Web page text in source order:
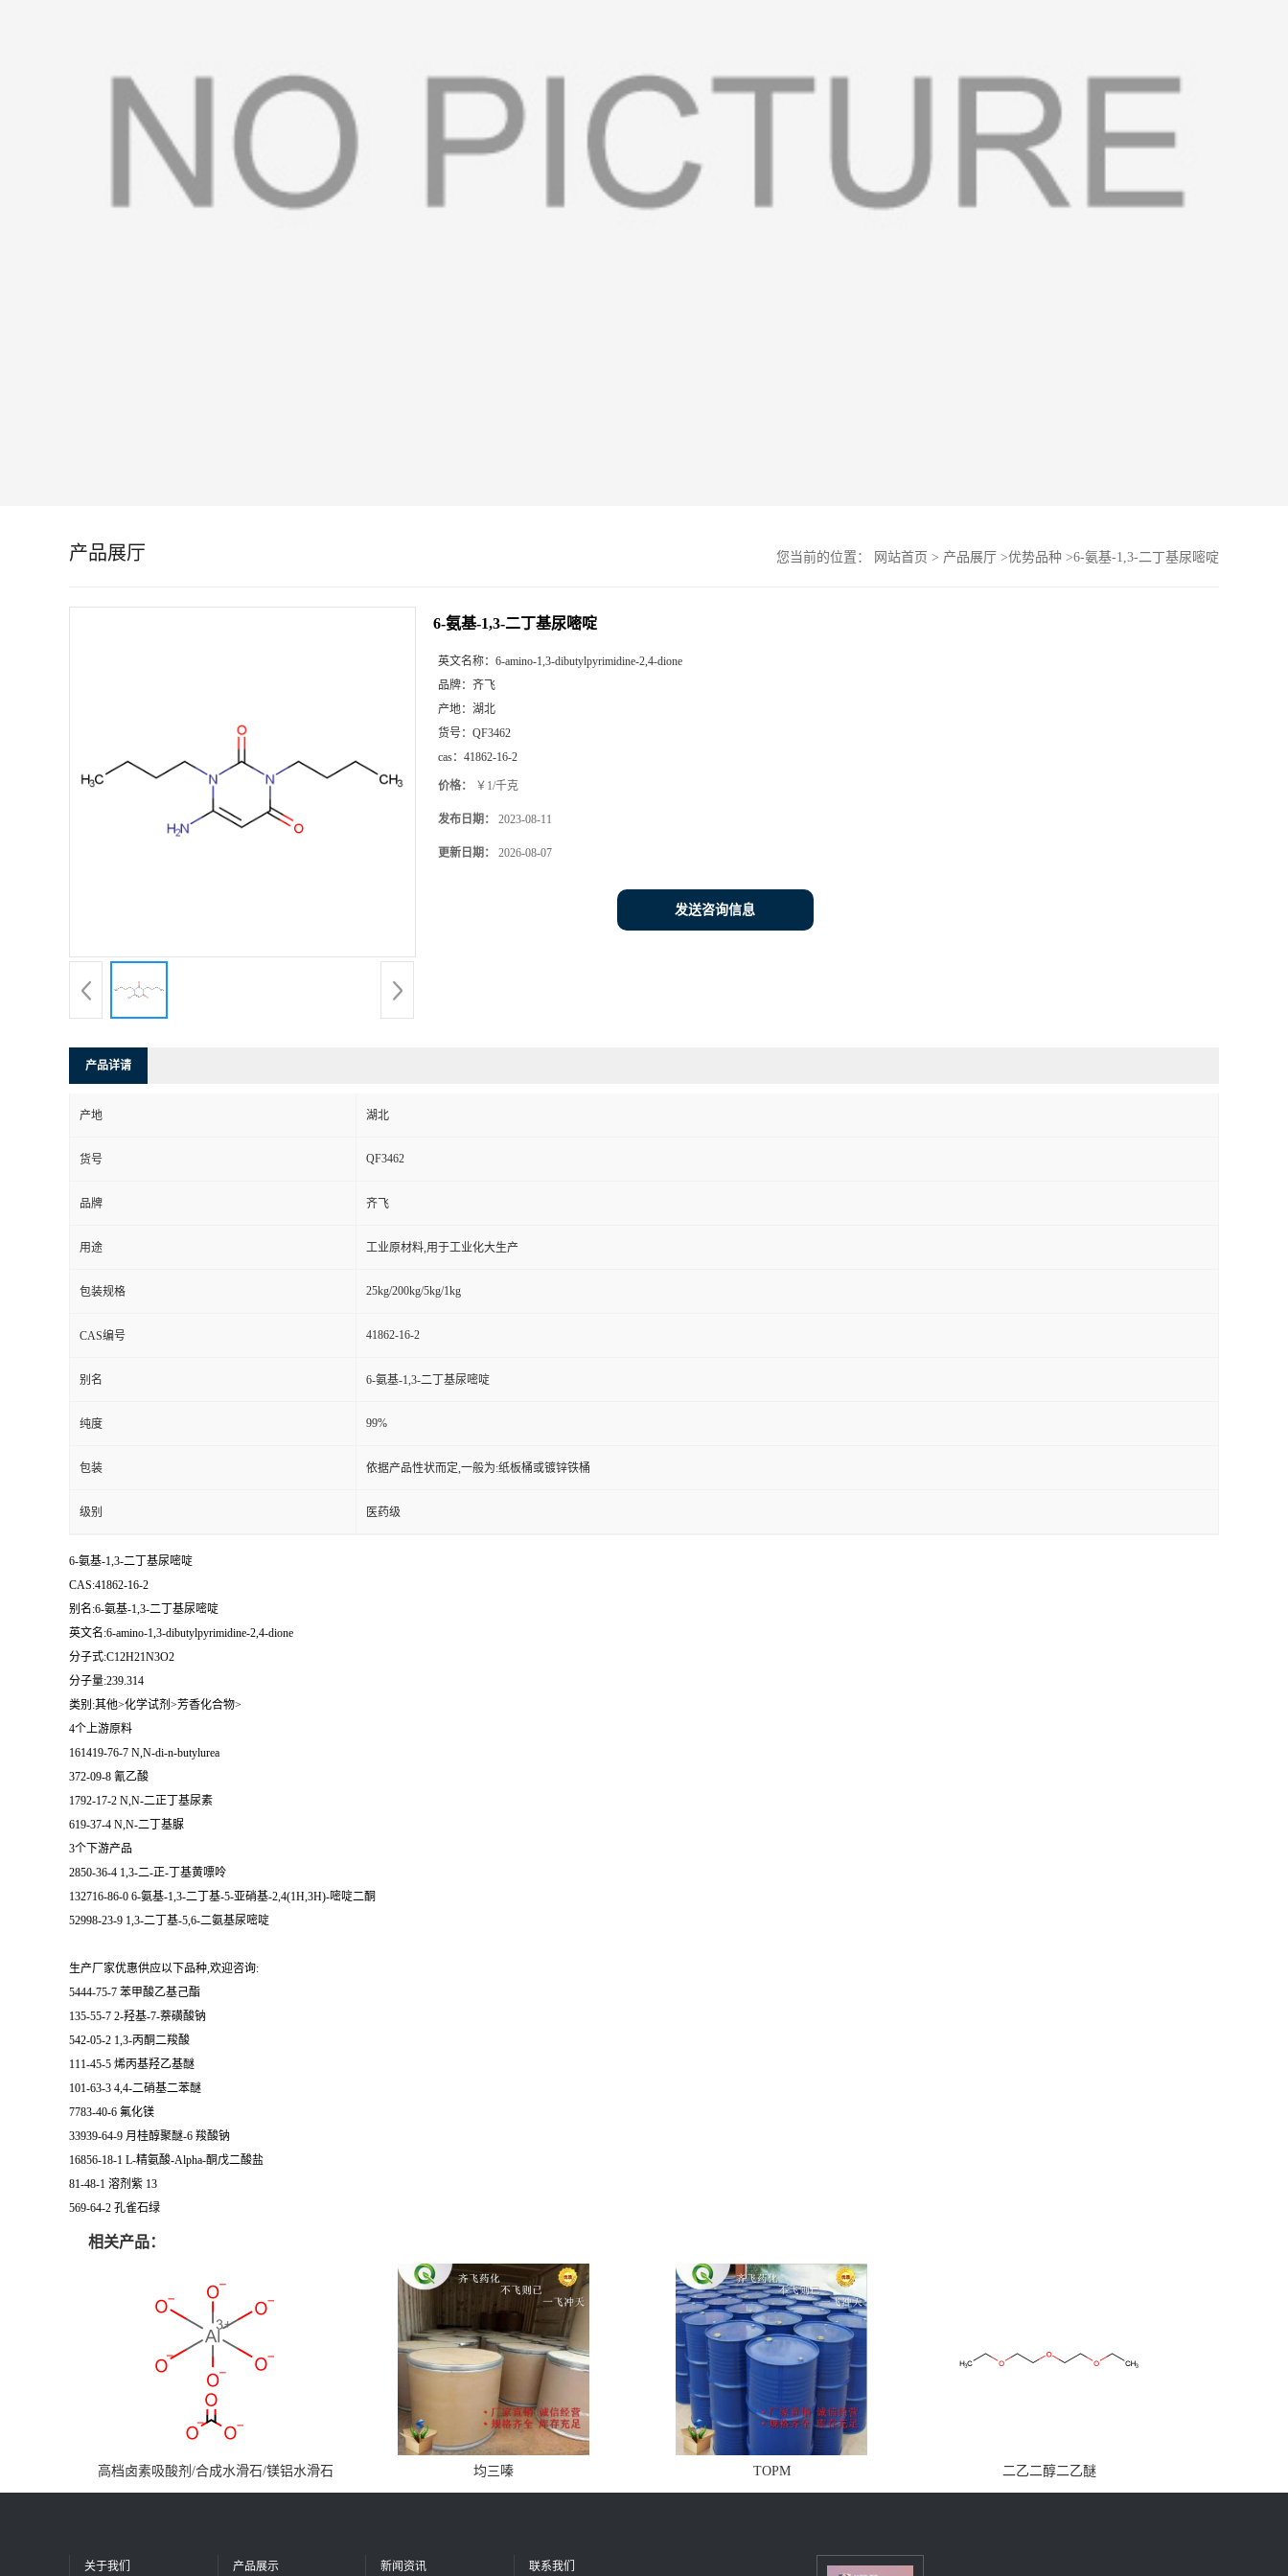
产品展厅 您当前的位置： 网站首页 > 产品展厅 >优势品种 >6-氨基-1,3-二丁基尿嘧啶
6-氨基-1,3-二丁基尿嘧啶
英文名称： 6-amino-1,3-dibutylpyrimidine-2,4-dione
品牌： 齐飞
产地： 湖北
货号： QF3462
cas： 41862-16-2
价格： ￥1/千克
发布日期： 2023-08-11
更新日期： 2026-08-07
发送咨询信息
产品详请
产地 湖北
货号 QF3462
品牌 齐飞
用途 工业原材料,用于工业化大生产
包装规格 25kg/200kg/5kg/1kg
CAS编号 41862-16-2
别名 6-氨基-1,3-二丁基尿嘧啶
纯度 99%
包装 依据产品性状而定,一般为:纸板桶或镀锌铁桶
级别 医药级
6-氨基-1,3-二丁基尿嘧啶
CAS:41862-16-2
别名:6-氨基-1,3-二丁基尿嘧啶
英文名:6-amino-1,3-dibutylpyrimidine-2,4-dione
分子式:C12H21N3O2
分子量:239.314
类别:其他>化学试剂>芳香化合物>
4个上游原料
161419-76-7 N,N-di-n-butylurea
372-09-8 氰乙酸
1792-17-2 N,N-二正丁基尿素
619-37-4 N,N-二丁基脲
3个下游产品
2850-36-4 1,3-二-正-丁基黄嘌呤
132716-86-0 6-氨基-1,3-二丁基-5-亚硝基-2,4(1H,3H)-嘧啶二酮
52998-23-9 1,3-二丁基-5,6-二氨基尿嘧啶
生产厂家优惠供应以下品种,欢迎咨询:
5444-75-7 苯甲酸乙基己酯
135-55-7 2-羟基-7-萘磺酸钠
542-05-2 1,3-丙酮二羧酸
111-45-5 烯丙基羟乙基醚
101-63-3 4,4-二硝基二苯醚
7783-40-6 氟化镁
33939-64-9 月桂醇聚醚-6 羧酸钠
16856-18-1 L-精氨酸-Alpha-酮戊二酸盐
81-48-1 溶剂紫 13
569-64-2 孔雀石绿
相关产品：
高档卤素吸酸剂/合成水滑石/镁铝水滑石 均三嗪 TOPM 二乙二醇二乙醚
关于我们 产品展示 新闻资讯 联系我们